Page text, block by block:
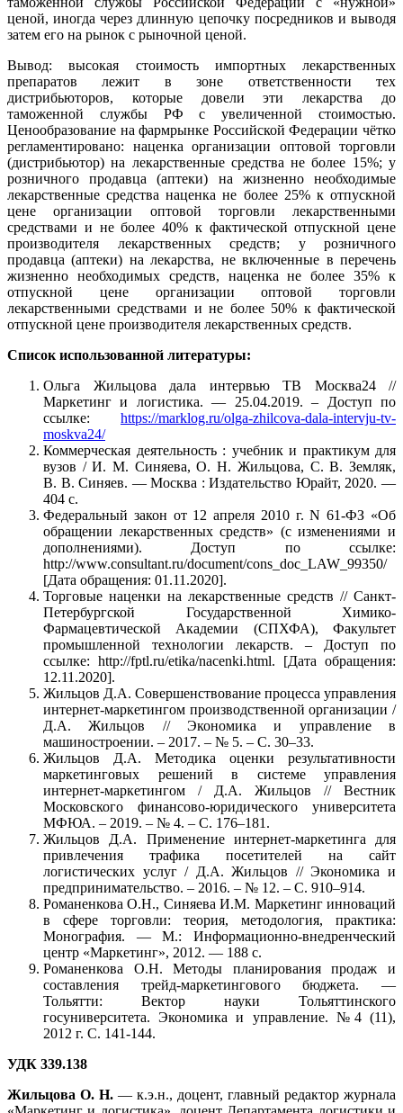
ценой, иногда через длинную цепочку посредников и выводя
затем его на рынок с рыночной ценой.
Вывод: высокая стоимость импортных лекарственных
препаратов лежит в зоне ответственности тех
дистрибьюторов, которые довели эти лекарства до
таможенной службы РФ с увеличенной стоимостью.
Ценообразование на фармрынке Российской Федерации чётко
регламентировано: наценка организации оптовой торговли
(дистрибьютор) на лекарственные средства не более 15%; у
розничного продавца (аптеки) на жизненно необходимые
лекарственные средства наценка не более 25% к отпускной
цене организации оптовой торговли лекарственными
средствами и не более 40% к фактической отпускной цене
производителя лекарственных средств; у розничного
продавца (аптеки) на лекарства, не включенные в перечень
жизненно необходимых средств, наценка не более 35% к
отпускной цене организации оптовой торговли
лекарственными средствами и не более 50% к фактической
отпускной цене производителя лекарственных средств.
Список использованной литературы:
Ольга Жильцова дала интервью ТВ Москва24 //
Маркетинг и логистика. — 25.04.2019. – Доступ по
ссылке: https://marklog.ru/olga-zhilcova-dala-intervju-tv-
moskva24/
Коммерческая деятельность : учебник и практикум для
вузов / И. М. Синяева, О. Н. Жильцова, С. В. Земляк,
В. В. Синяев. — Москва : Издательство Юрайт, 2020. —
404 с.
Федеральный закон от 12 апреля 2010 г. N 61-ФЗ «Об
обращении лекарственных средств» (с изменениями и
дополнениями). Доступ по ссылке:
http://www.consultant.ru/document/cons_doc_LAW_99350/
[Дата обращения: 01.11.2020].
Торговые наценки на лекарственные средств // Санкт-
Петербургской Государственной Химико-
Фармацевтической Академии (СПХФА), Факультет
промышленной технологии лекарств. – Доступ по
ссылке: http://fptl.ru/etika/nacenki.html. [Дата обращения:
12.11.2020].
Жильцов Д.А. Совершенствование процесса управления
интернет-маркетингом производственной организации /
Д.А. Жильцов // Экономика и управление в
машиностроении. – 2017. – № 5. – С. 30–33.
Жильцов Д.А. Методика оценки результативности
маркетинговых решений в системе управления
интернет-маркетингом / Д.А. Жильцов // Вестник
Московского финансово-юридического университета
МФЮА. – 2019. – № 4. – С. 176–181.
Жильцов Д.А. Применение интернет-маркетинга для
привлечения трафика посетителей на сайт
логистических услуг / Д.А. Жильцов // Экономика и
предпринимательство. – 2016. – № 12. – С. 910–914.
Романенкова О.Н., Синяева И.М. Маркетинг инноваций
в сфере торговли: теория, методология, практика:
Монография. — М.: Информационно-внедренческий
центр «Маркетинг», 2012. — 188 с.
Романенкова О.Н. Методы планирования продаж и
составления трейд-маркетингового бюджета. —
Тольятти: Вектор науки Тольяттинского
госуниверситета. Экономика и управление. №4 (11),
2012 г. С. 141-144.
УДК 339.138
Жильцова О. Н. — к.э.н., доцент, главный редактор журнала